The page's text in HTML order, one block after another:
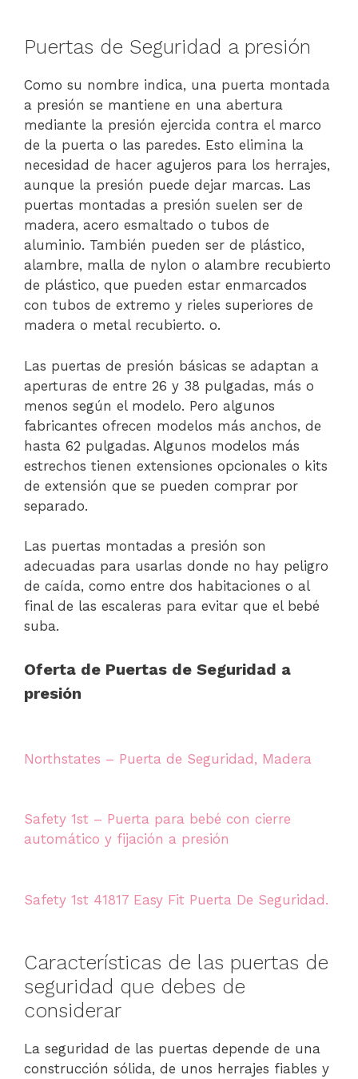
Puertas de Seguridad a presión
Como su nombre indica, una puerta montada
a presión se mantiene en una abertura
mediante la presión ejercida contra el marco
de la puerta o las paredes. Esto elimina la
necesidad de hacer agujeros para los herrajes,
aunque la presión puede dejar marcas. Las
puertas montadas a presión suelen ser de
madera, acero esmaltado o tubos de
aluminio. También pueden ser de plástico,
alambre, malla de nylon o alambre recubierto
de plástico, que pueden estar enmarcados
con tubos de extremo y rieles superiores de
madera o metal recubierto. o.
Las puertas de presión básicas se adaptan a
aperturas de entre 26 y 38 pulgadas, más o
menos según el modelo. Pero algunos
fabricantes ofrecen modelos más anchos, de
hasta 62 pulgadas. Algunos modelos más
estrechos tienen extensiones opcionales o kits
de extensión que se pueden comprar por
separado.
Las puertas montadas a presión son
adecuadas para usarlas donde no hay peligro
de caída, como entre dos habitaciones o al
final de las escaleras para evitar que el bebé
suba.
Oferta de Puertas de Seguridad a
presión
Northstates – Puerta de Seguridad, Madera
Safety 1st – Puerta para bebé con cierre
automático y fijación a presión
Safety 1st 41817 Easy Fit Puerta De Seguridad.
Características de las puertas de
seguridad que debes de
considerar
La seguridad de las puertas depende de una
construcción sólida, de unos herrajes fiables y